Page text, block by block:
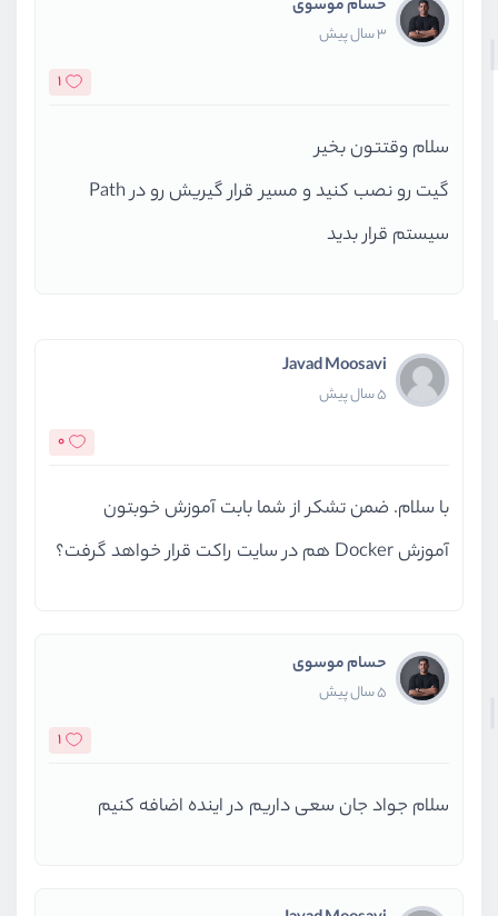
حسام موسوی
3 سال پیش
1
سلام وقتتون بخیر
گیت رو نصب کنید و مسیر قرار گیریش رو در Path
سیستم قرار بدید
Javad Moosavi
5 سال پیش
0
با سلام. ضمن تشکر از شما بابت آموزش خوبتون
آموزش Docker هم در سایت راکت قرار خواهد گرفت؟
حسام موسوی
5 سال پیش
1
سلام جواد جان سعی داریم در اینده اضافه کنیم